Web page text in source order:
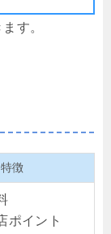
す。
特徴
ポイント